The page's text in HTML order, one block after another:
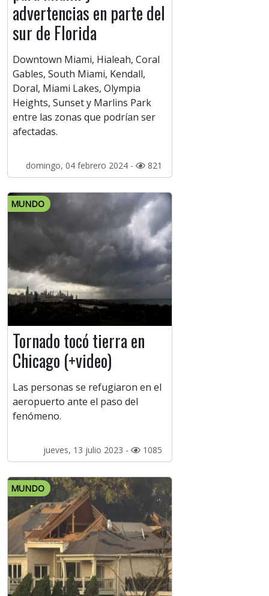
advertencias en parte del
sur de Florida
Downtown Miami, Hialeah, Coral
Gables, South Miami, Kendall,
Doral, Miami Lakes, Olympia
Heights, Sunset y Marlins Park
entre las zonas que podrían ser
afectadas.
domingo, 04 febrero 2024 - 821
MUNDO
Tornado tocó tierra en
Chicago (+video)
Las personas se refugiaron en el
aeropuerto ante el paso del
fenómeno.
jueves, 13 julio 2023 - 1085
MUNDO